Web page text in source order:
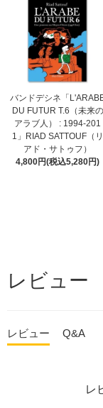
バンドデシネ「
DU FUTUR T.6（未来の
アラブ人） : 1994-201
1」RIAD SATTOUF（リ
アド・サトゥフ）
4,800円(税込5,280円)
レビュー
レビュー Q&A
レ